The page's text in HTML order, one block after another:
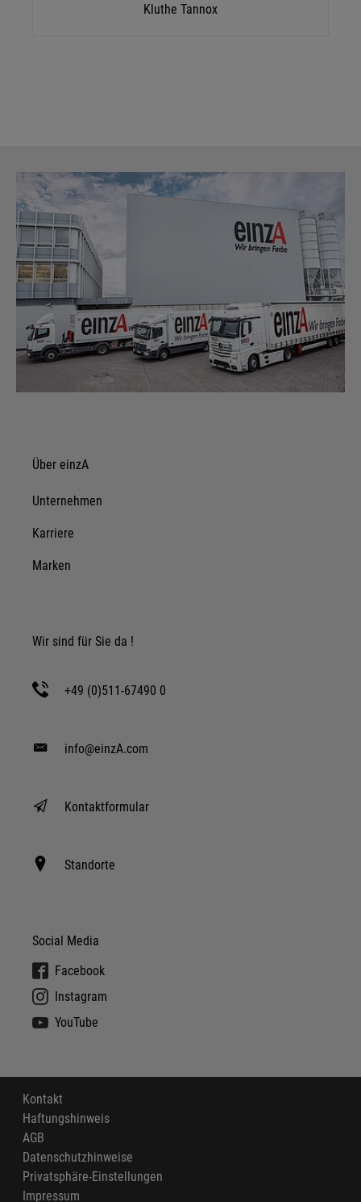
Kluthe Tannox
Über einzA
Unternehmen
Karriere
Marken
Wir sind für Sie da !
+49 (0)511-67490 0
info@einzA.com
Kontaktformular
Standorte
Social Media
Facebook
Instagram
YouTube
Kontakt
Haftungshinweis
AGB
Datenschutzhinweise
Privatsphäre-Einstellungen
Impressum